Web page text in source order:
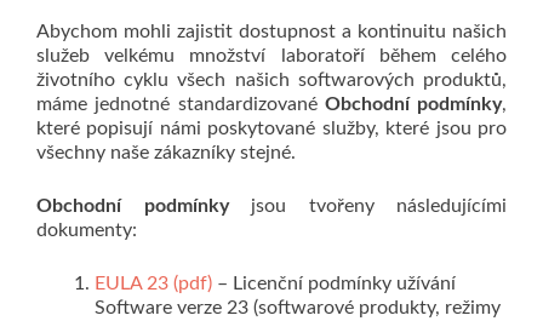
Abychom mohli zajistit dostupnost a kontinuitu našich
služeb velkému množství laboratoří během celého
životního cyklu všech našich softwarových produktů,
máme jednotné standardizované Obchodní podmínky,
které popisují námi poskytované služby, které jsou pro
všechny naše zákazníky stejné.
Obchodní podmínkyjsou tvořeny následujícími
dokumenty:
EULA 23 (pdf) – Licenční podmínky užívání
Software verze 23 (softwarové produkty, režimy